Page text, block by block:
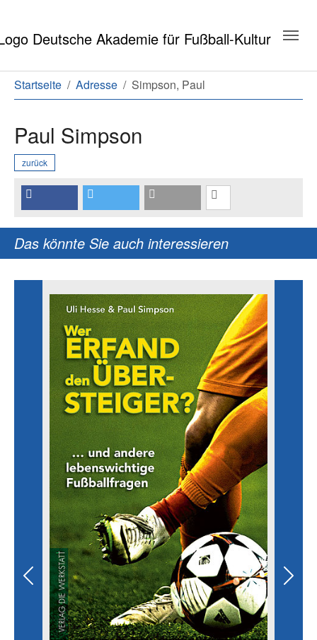
Sie sind hier:
Startseite Adresse Simpson, Paul
Paul Simpson
zurück
Das könnte Sie auch interessieren
Previous Next